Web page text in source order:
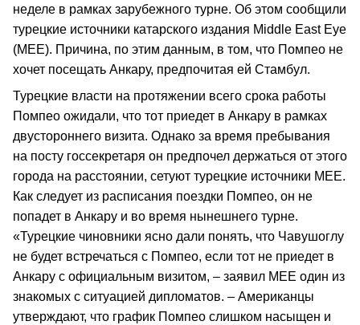
неделе в рамках зарубежного турне. Об этом сообщили
турецкие источники катарского издания Middle East Eye
(MEE). Причина, по этим данным, в том, что Помпео не
хочет посещать Анкару, предпочитая ей Стамбул.
Турецкие власти на протяжении всего срока работы
Помпео ожидали, что тот приедет в Анкару в рамках
двустороннего визита. Однако за время пребывания
на посту госсекретаря он предпочел держаться от этого
города на расстоянии, сетуют турецкие источники MEE.
Как следует из расписания поездки Помпео, он не
попадет в Анкару и во время нынешнего турне.
«Турецкие чиновники ясно дали понять, что Чавушоглу
не будет встречаться с Помпео, если тот не приедет в
Анкару с официальным визитом, – заявил MEE один из
знакомых с ситуацией дипломатов. – Американцы
утверждают, что график Помпео слишком насыщен и